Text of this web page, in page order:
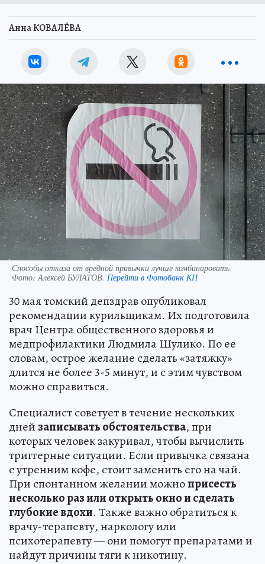
Анна КОВАЛЁВА
Способы отказа от вредной привычки лучше комбинировать
Фото:Алексей БУЛАТОВ. Перейти в Фотобанк КП
30 мая томский депздрав опубликовал
рекомендации курильщикам. Их подготовила
врач Центра общественного здоровья и
медпрофилактики Людмила Шулико. По ее
словам, острое желание сделать «затяжку»
длится не более 3-5 минут, и с этим чувством
можно справиться.
Специалист советует в течение нескольких
дней записывать обстоятельства, при
которых человек закуривал, чтобы вычислить
триггерные ситуации. Если привычка связана
с утренним кофе, стоит заменить его на чай.
При спонтанном желании можноприсесть
несколько раз или открыть окно и сделать
глубокие вдохи. Также важно обратиться к
врачу-терапевту, наркологу или
психотерапевту — они помогут препаратами и
найдут причины тяги к никотину.